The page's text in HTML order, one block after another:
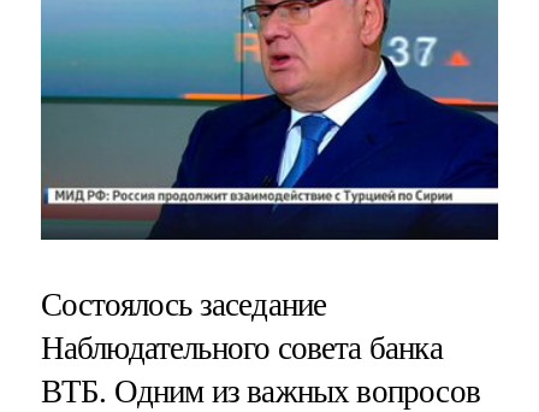
Состоялось заседание
Наблюдательного совета банка
ВТБ. Одним из важных вопросов